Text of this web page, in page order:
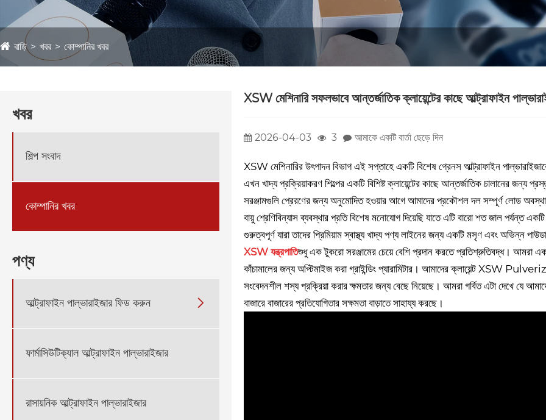
বাড়ি খবর কোম্পানির খবর
খবর
শিল্প সংবাদ
কোম্পানির খবর
পণ্য
আল্ট্রাফাইন পাল্ভারাইজার ফিড করুন 
ফার্মাসিউটিক্যাল আল্ট্রাফাইন পাল্ভারাইজার
রাসায়নিক আল্ট্রাফাইন পাল্ভারাইজার
XSW মেশিনারি সফলভাবে আন্তর্জাতিক ক্লায়েন্টের কাছে আল্ট্রাফাইন
2026-04-03 3 আমাকে একটি বার্তা ছেড়ে দিন
XSW মেশিনারির উৎপাদন বিভাগ এই সপ্তাহে একটি বিশেষ গ্রেনস আল্ট্রাফাইন
এখন খাদ্য প্রক্রিয়াকরণ শিল্পের একটি বিশিষ্ট ক্লায়েন্টের কাছে আন্তর্জাতিক চালানের জন্য
সরঞ্জামগুলি প্রেরণের জন্য অনুমোদিত হওয়ার আগে আমাদের প্রকৌশল দল সম্পূর্ণ লোড
বায়ু শ্রেণিবিন্যাস ব্যবস্থার প্রতি বিশেষ মনোযোগ দিয়েছি যাতে এটি বারো শত জাল পর্যন্ত
গুরুত্বপূর্ণ যারা তাদের প্রিমিয়াম স্বাস্থ্য খাদ্য পণ্য লাইনের জন্য একটি মসৃণ এবং অভিন্ন
XSW যন্ত্রপাতিশুধু এক টুকরো সরঞ্জামের চেয়ে বেশি প্রদান করতে প্রতিশ্রুতিবদ্ধ। আমরা
কাঁচামালের জন্য অপ্টিমাইজ করা গ্রাইন্ডিং প্যারামিটার। আমাদের ক্লায়েন্ট XSW
সংবেদনশীল শস্য প্রক্রিয়া করার ক্ষমতার জন্য বেছে নিয়েছে। আমরা গর্বিত এটা দেখে যে
বাজারে বাজারের প্রতিযোগিতার সক্ষমতা বাড়াতে সাহায্য করছে।